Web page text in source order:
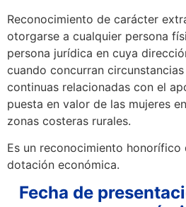
Reconocimiento de carácter
otorgarse a cualquier persona
persona jurídica en cuya
cuando concurran
continuas relacionadas con el
puesta en valor de las mujeres
zonas costeras rurales.
Es un reconocimiento honorífico
dotación económica.
Fecha de